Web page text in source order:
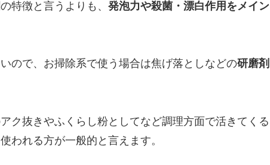
特徴と言うよりも、 発泡力や殺菌・漂白作用をメイン
ので、お掃除系で使う場合は焦げ落としなどの研磨剤
ク抜きやふくらし粉としてなど調理方面で活きてくる
われる方が一般的と言えます。